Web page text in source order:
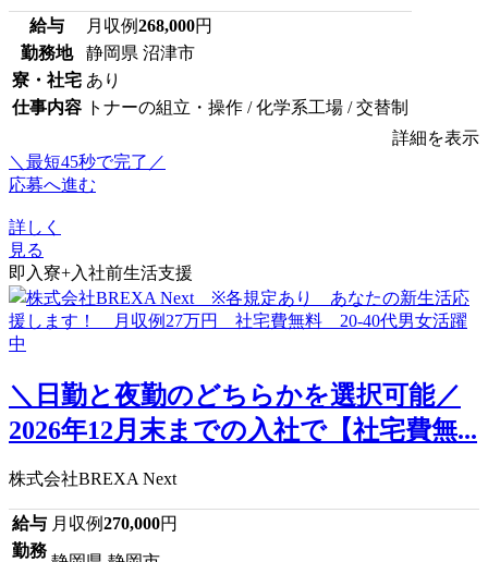
給与 月収例268,000円
勤務地
静岡県 沼津市
寮・社宅 あり
仕事内容 トナーの組立・操作 / 化学系工場 / 交替制
詳細を表示
＼最短45秒で完了／
応募へ進む
詳しく
見る
即入寮+入社前生活支援
＼日勤と夜勤のどちらかを選択可能／
2026年12月末までの入社で【社宅費無...
株式会社BREXA Next
給与 月収例270,000円
勤務